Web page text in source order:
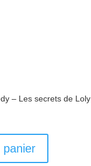
– Les secrets de Loly
panier